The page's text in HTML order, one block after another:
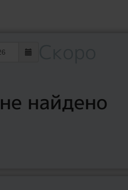
найдено